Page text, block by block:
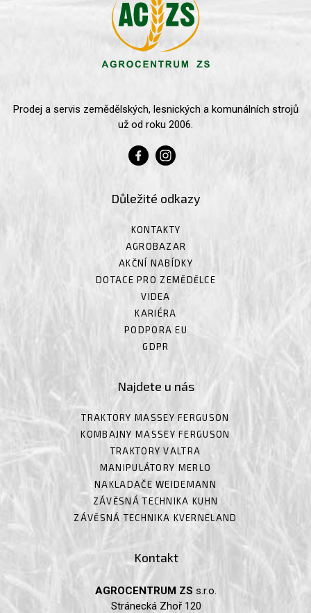
Prodej a servis zemědělských, lesnických a komunálních strojů
už od roku 2006.
Důležité odkazy
KONTAKTY
AGROBAZAR
AKČNÍ NABÍDKY
DOTACE PRO ZEMĚDĚLCE
VIDEA
KARIÉRA
PODPORA EU
GDPR
Najdete u nás
TRAKTORY MASSEY FERGUSON
KOMBAJNY MASSEY FERGUSON
TRAKTORY VALTRA
MANIPULÁTORY MERLO
NAKLADAČE WEIDEMANN
ZÁVĚSNÁ TECHNIKA KUHN
ZÁVĚSNÁ TECHNIKA KVERNELAND
Kontakt
AGROCENTRUM ZS s.r.o.
Stránecká Zhoř 120